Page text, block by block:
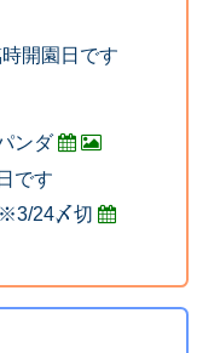
開園日です
ンダ
です
24〆切